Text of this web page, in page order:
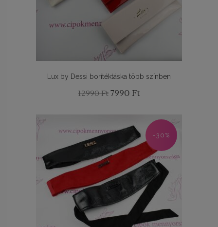
Lux by Dessi borítéktáska több színben
12990Ft Original
12990 Ft.
7990 FtCurrent
7990 Ft.
-30%